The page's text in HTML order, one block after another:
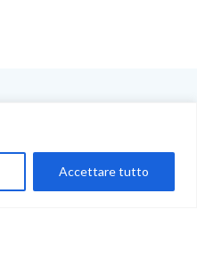
Accettare tutto